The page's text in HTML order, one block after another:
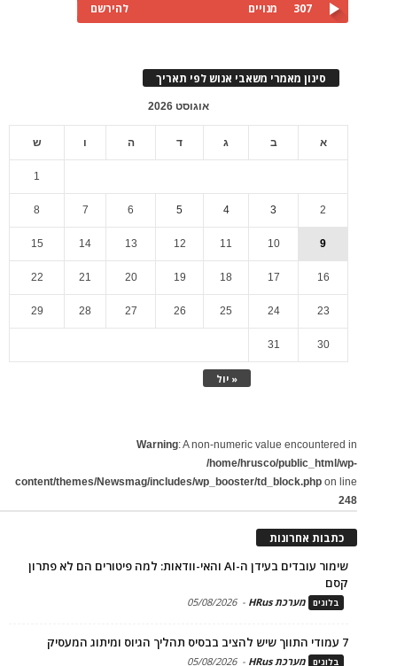
307 מנויים להירשם
סינון מאמרי משאבי אנוש לפי תאריך
אוגוסט 2026
א ב ג ד ה ו ש
« יול
1
2
3
4
5
6
7
8
9
10
11
12
13
14
15
16
17
18
19
20
21
22
23
24
25
26
27
28
29
30
31
Warning: A non-numeric value encountered in
/home/hrusco/public_html/wp-
content/themes/Newsmag/includes/wp_booster/td_block.php on line
248
כתבות אחרונות
שימור עובדים בעידן ה-AI והאי-וודאות: למה פיטורים הם לא פתרון
קסם
בלוגים מערכת HRus -
05/08/2026
7 עמודי התווך שיש להציב בבסיס תהליך הגיוס ומיתוג המעסיק
בלוגים מערכת HRus -
05/08/2026